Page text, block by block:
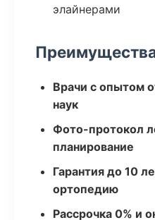
элайнерами
Врачи с опытом
наук
Фото-протокол
планирование
Гарантия до 10
ортопедию
Рассрочка 0% и